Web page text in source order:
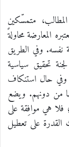
متمسّكين
المعارضة محاولةً
نفسه. وفي الطريق
تحقيق سياسية
وفي حال استنكاف
من دونهم. ويضع
هي موافِقة على
القدرة على تعطيل